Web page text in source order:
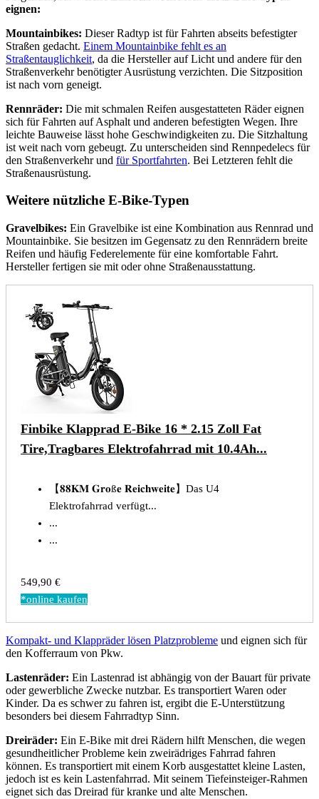
eignen:
Mountainbikes: Dieser Radtyp ist für Fahrten abseits befestigter
Straßen gedacht. Einem Mountainbike fehlt es an
Straßentauglichkeit, da die Hersteller auf Licht und andere für den
Straßenverkehr benötigter Ausrüstung verzichten. Die Sitzposition
ist nach vorn geneigt.
Rennräder: Die mit schmalen Reifen ausgestatteten Räder eignen
sich für Fahrten auf Asphalt und anderen befestigten Wegen. Ihre
leichte Bauweise lässt hohe Geschwindigkeiten zu. Die Sitzhaltung
ist weit nach vorn gebeugt. Zu unterscheiden sind Rennpedelecs für
den Straßenverkehr und für Sportfahrten. Bei Letzteren fehlt die
Straßenausrüstung.
Weitere nützliche E-Bike-Typen
Gravelbikes: Ein Gravelbike ist eine Kombination aus Rennrad und
Mountainbike. Sie besitzen im Gegensatz zu den Rennrädern breite
Reifen und häufig Federelemente für eine komfortable Fahrt.
Hersteller fertigen sie mit oder ohne Straßenausstattung.
Finbike Klapprad E-Bike 16 * 2.15 Zoll Fat
Tire,Tragbares Elektrofahrrad mit 10.4Ah...
【𝟖𝟖𝐊𝐌 𝐆𝐫𝐨ß𝐞 𝐑𝐞𝐢𝐜𝐡𝐰𝐞𝐢𝐭𝐞】Das U4
Elektrofahrrad verfügt...
...
...
549,90 €
*online kaufen
Kompakt- und Klappräder lösen Platzprobleme und eignen sich für
den Kofferraum von Pkw.
Lastenräder: Ein Lastenrad ist abhängig von der Bauart für private
oder gewerbliche Zwecke nutzbar. Es transportiert Waren oder
Kinder. Da es schwer zu fahren ist, ergibt die E-Unterstützung
besonders bei diesem Fahrradtyp Sinn.
Dreiräder: Ein E-Bike mit drei Rädern hilft Menschen, die wegen
gesundheitlicher Probleme kein zweirädriges Fahrrad fahren
können. Es transportiert mit einem Korb ausgestattet kleine Lasten,
jedoch ist es kein Lastenfahrrad. Mit seinem Tiefeinsteiger-Rahmen
eignet sich das Dreirad für kranke und alte Menschen.